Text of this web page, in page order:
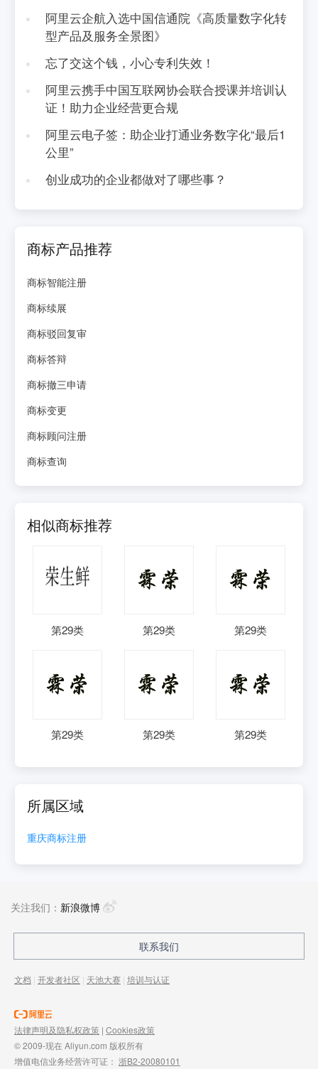
阿里云企航入选中国信通院《高质量数字化转
型产品及服务全景图》
忘了交这个钱，小心专利失效！
阿里云携手中国互联网协会联合授课并培训认
证！助力企业经营更合规
阿里云电子签：助企业打通业务数字化“最后1
公里”
创业成功的企业都做对了哪些事？
商标产品推荐
商标智能注册
商标续展
商标驳回复审
商标答辩
商标撤三申请
商标变更
商标顾问注册
商标查询
相似商标推荐
第29类 第29类 第29类
第29类 第29类 第29类
所属区域
重庆商标注册